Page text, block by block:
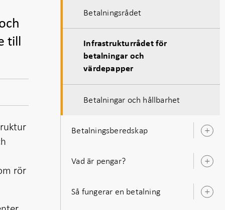
till
rör
Betalningsrådet
Infrastrukturrådet för
betalningar och
värdepapper
Betalningar och hållbarhet
Betalningsberedskap
Vad är pengar?
Så fungerar en betalning